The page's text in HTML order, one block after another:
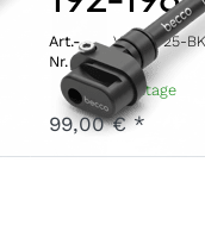
Art.-
Nr.
V-TA12-25-
198
3 - 7 Werktage
99,00 € *